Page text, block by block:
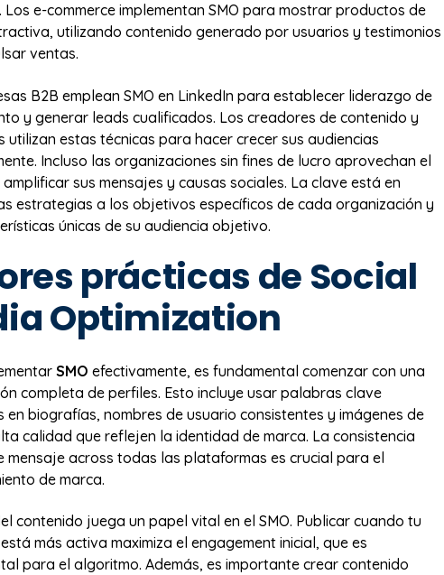
Los e-commerce implementan SMO para mostrar productos de
utilizando contenido generado por usuarios y testimonios
ventas.
B2B emplean SMO en LinkedIn para establecer liderazgo de
y generar leads cualificados. Los creadores de contenido y
utilizan estas técnicas para hacer crecer sus audiencias
Incluso las organizaciones sin fines de lucro aprovechan el
amplificar sus mensajes y causas sociales. La clave está en
estrategias a los objetivos específicos de cada organización y
únicas de su audiencia objetivo.
prácticas de Social
Optimization
SMO efectivamente, es fundamental comenzar con una
completa de perfiles. Esto incluye usar palabras clave
en biografías, nombres de usuario consistentes y imágenes de
calidad que reflejen la identidad de marca. La consistencia
mensaje across todas las plataformas es crucial para el
de marca.
contenido juega un papel vital en el SMO. Publicar cuando tu
más activa maximiza el engagement inicial, que es
para el algoritmo. Además, es importante crear contenido